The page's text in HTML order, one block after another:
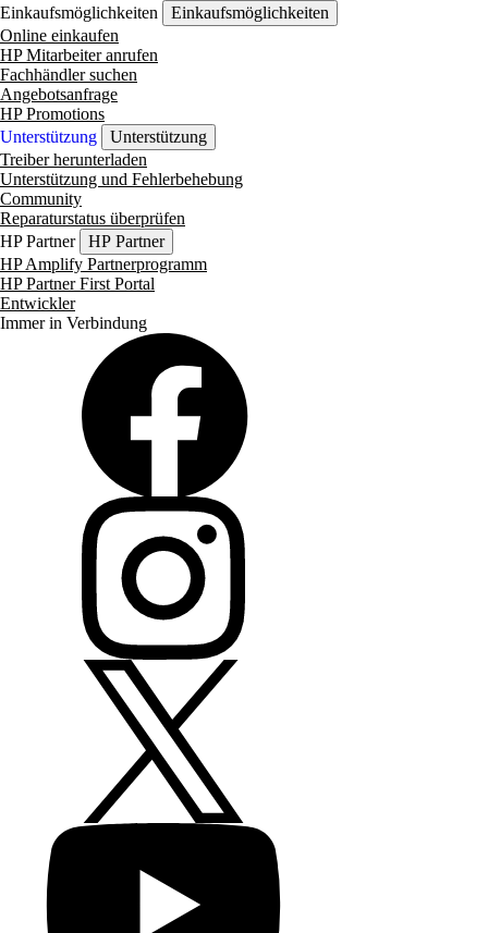
Einkaufsmöglichkeiten
Einkaufsmöglichkeiten
Online einkaufen
HP Mitarbeiter anrufen
Fachhändler suchen
Angebotsanfrage
HP Promotions
Unterstützung
Unterstützung
Treiber herunterladen
Unterstützung und Fehlerbehebung
Community
Reparaturstatus überprüfen
HP Partner
HP Partner
HP Amplify Partnerprogramm
HP Partner First Portal
Entwickler
Immer in Verbindung